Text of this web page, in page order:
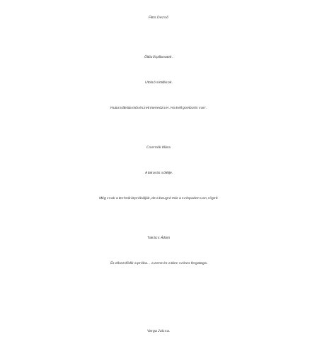
Fitos Dezső
Öltözői pillanatok.
Utolsó simítások.
Hutura Beáta művészeti menedzser. Ha kell gombot is varr.
Csernók Klára
A takarás sötétje.
Még csak a technikát próbálják, de a beugró már a színpadon van, rögzít.
Takács Ádám
És elkezdődik a próba… a zene és a tánc színes forgataga.
Varga Julcsa.